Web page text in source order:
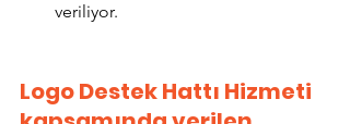
veriliyor.
Logo Destek Hattı Hizmeti